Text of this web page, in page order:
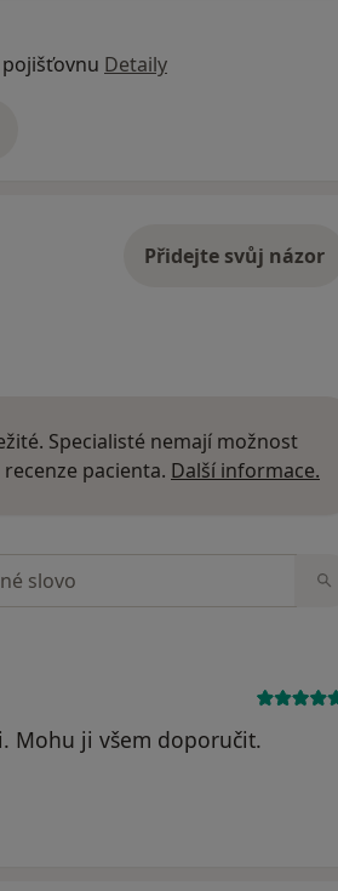
Detaily
Přidejte svůj názor
Specialisté nemají možnost
pacienta. Další informace.
Mohu ji všem doporučit.